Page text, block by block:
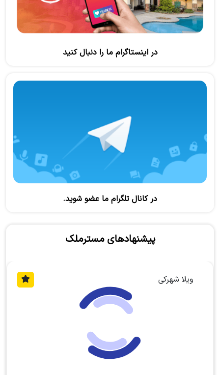
در اینستاگرام ما را دنبال کنید
در کانال تلگرام ما عضو شوید.
پیشنهادهای مسترملک
ویلا جنگلی